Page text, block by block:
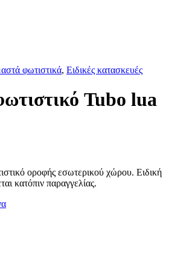
φωτιστικά, Ειδικές κατασκευές
Tubo lua
οροφής εσωτερικού χώρου. Ειδική
κατόπιν παραγγελίας.